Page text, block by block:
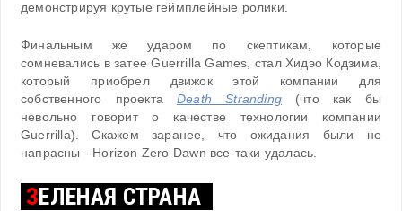
демонстрируя крутые геймплейные ролики.
Финальным же ударом по скептикам, которые
сомневались в затее Guerrilla Games, стал Хидэо Кодзима,
который приобрел движок этой компании для
собственного проектаDeath Stranding(что как бы
невольно говорит о качестве технологии компании
Guerrilla). Скажем заранее, что ожидания были не
напрасны - Horizon Zero Dawn все-таки удалась.
ЗЕЛЕНАЯ СТРАНА